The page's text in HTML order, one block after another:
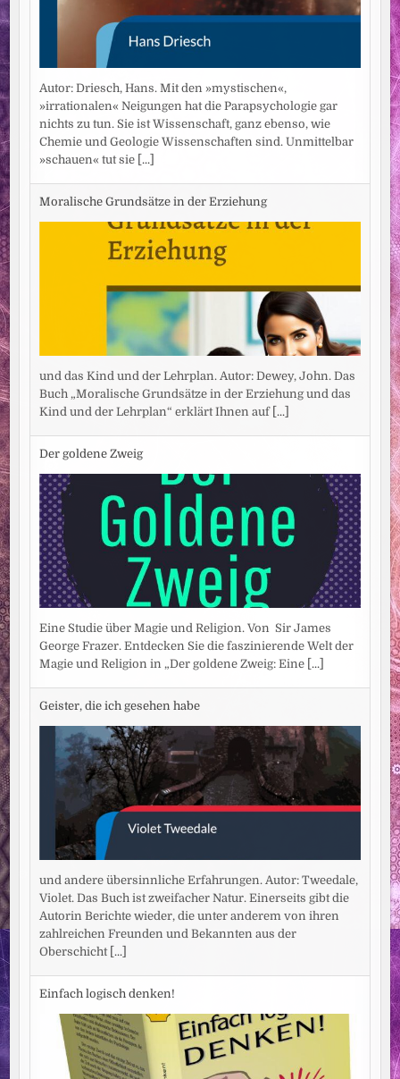
Autor: Driesch, Hans. Mit den »mystischen«,
»irrationalen« Neigungen hat die Parapsychologie gar
nichts zu tun. Sie ist Wissenschaft, ganz ebenso, wie
Chemie und Geologie Wissenschaften sind. Unmittelbar
»schauen« tut sie [...]
Moralische Grundsätze in der Erziehung
und das Kind und der Lehrplan. Autor: Dewey, John. Das
Buch „Moralische Grundsätze in der Erziehung und das
Kind und der Lehrplan“ erklärt Ihnen auf [...]
Der goldene Zweig
Eine Studie über Magie und Religion. Von Sir James
George Frazer. Entdecken Sie die faszinierende Welt der
Magie und Religion in „Der goldene Zweig: Eine [...]
Geister, die ich gesehen habe
und andere übersinnliche Erfahrungen. Autor: Tweedale,
Violet. Das Buch ist zweifacher Natur. Einerseits gibt die
Autorin Berichte wieder, die unter anderem von ihren
zahlreichen Freunden und Bekannten aus der
Oberschicht [...]
Einfach logisch denken!